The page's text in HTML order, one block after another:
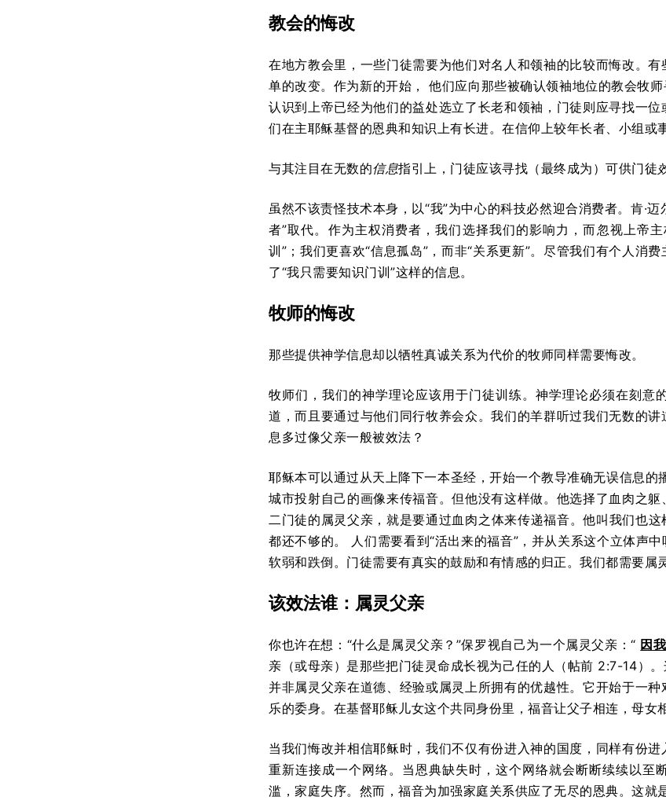
教会的悔改
在地方教会里，一些门徒需要为他们对名人和领袖的比较而悔改。
单的改变。作为新的开始， 他们应向那些被确认领袖地位的教会牧
认识到上帝已经为他们的益处选立了长老和领袖，门徒则应寻找一
们在主耶稣基督的恩典和知识上有长进。在信仰上较年长者、小组或
与其注目在无数的信息指引上，门徒应该寻找（最终成为）可供门徒
虽然不该责怪技术本身，以“我”为中心的科技必然迎合消费者。肯·
者”取代。作为主权消费者，我们选择我们的影响力，而忽视上帝
训”；我们更喜欢“信息孤岛”，而非“关系更新”。尽管我们有个人消
了“我只需要知识门训”这样的信息。
牧师的悔改
那些提供神学信息却以牺牲真诚关系为代价的牧师同样需要悔改。
牧师们，我们的神学理论应该用于门徒训练。神学理论必须在刻意
道，而且要通过与他们同行牧养会众。我们的羊群听过我们无数的
息多过像父亲一般被效法？
耶稣本可以通过从天上降下一本圣经，开始一个教导准确无误信息
城市投射自己的画像来传福音。但他没有这样做。他选择了血肉之
二门徒的属灵父亲，就是要通过血肉之体来传递福音。他叫我们
都还不够的。 人们需要看到“活出来的福音”，并从关系这个立体声
软弱和跌倒。门徒需要有真实的鼓励和有情感的归正。我们都需要属
该效法谁：属灵父亲
你也许在想：“什么是属灵父亲？”保罗视自己为一个属灵父亲：“ 因
亲（或母亲）是那些把门徒灵命成长视为己任的人（帖前 2:7-14）
并非属灵父亲在道德、经验或属灵上所拥有的优越性。它开始于一
乐的委身。在基督耶稣儿女这个共同身份里，福音让父子相连，母女相
当我们悔改并相信耶稣时，我们不仅有份进入神的国度，同样有份
重新连接成一个网络。当恩典缺失时，这个网络就会断断续续以至
滥，家庭失序。然而，福音为加强家庭关系供应了无尽的恩典。这就